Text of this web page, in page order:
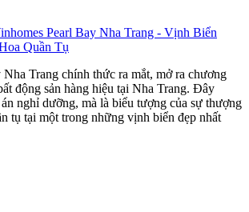
Pearl Bay Nha Trang - Vịnh Biển
Quần Tụ
Trang chính thức ra mắt, mở ra chương
động sản hàng hiệu tại Nha Trang. Đây
nghỉ dưỡng, mà là biểu tượng của sự thượng
tụ tại một trong những vịnh biển đẹp nhất